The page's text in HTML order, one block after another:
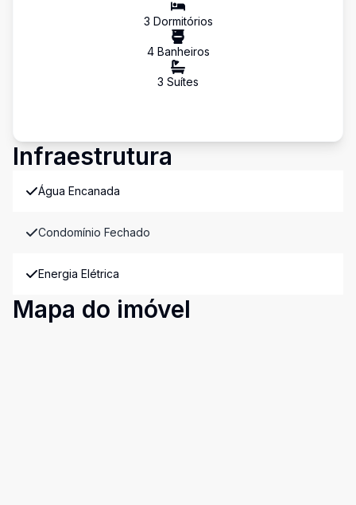
3 Dormitórios
4Banheiros
3 Suítes
Infraestrutura
Água Encanada
Condomínio Fechado
Energia Elétrica
Mapa do imóvel